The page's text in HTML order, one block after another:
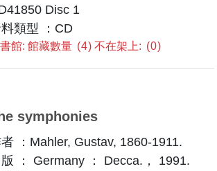
Disc 1
類型 ：CD
館: 館藏數量 4 不在架上: 0
symphonies
：Mahler, Gustav, 1860-1911.
： Germany ： Decca.， 1991.